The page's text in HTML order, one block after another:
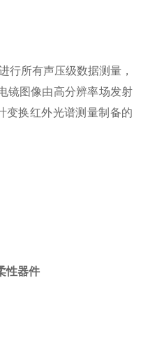
行所有声压级数据测量，
镜图像由高分辨率场发射
变换红外光谱测量制备的
性器件